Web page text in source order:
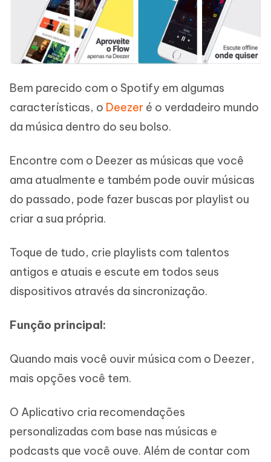
Bem parecido com o Spotify em algumas
características, o Deezer é o verdadeiro mundo
da música dentro do seu bolso.
Encontre com o Deezer as músicas que você
ama atualmente e também pode ouvir músicas
do passado, pode fazer buscas por playlist ou
criar a sua própria.
Toque de tudo, crie playlists com talentos
antigos e atuais e escute em todos seus
dispositivos através da sincronização.
Função principal:
Quando mais você ouvir música com o Deezer,
mais opções você tem.
O Aplicativo cria recomendações
personalizadas com base nas músicas e
podcasts que você ouve. Além de contar com